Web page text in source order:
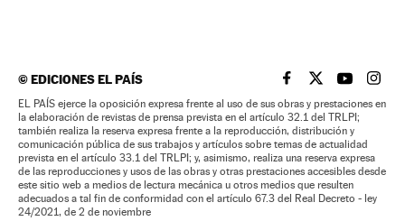
©EDICIONES EL PAÍS EL PAÍS BRASIL EN
EL PAÍSEL PAÍS
EL
EL PAÍS ejerce la oposición expresa frente al uso de sus obras y prestaciones en
la elaboración de revistas de prensa prevista en el artículo 32.1 del TRLPI;
también realiza la reserva expresa frente a la reproducción, distribución y
comunicación pública de sus trabajos y artículos sobre temas de actualidad
prevista en el artículo 33.1 del TRLPI; y, asimismo, realiza una reserva expresa
de las reproducciones y usos de las obras y otras prestaciones accesibles desde
este sitio web a medios de lectura mecánica u otros medios que resulten
adecuados a tal fin de conformidad con el artículo 67.3 del Real Decreto - ley
24/2021, de 2 de noviembre